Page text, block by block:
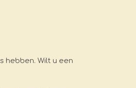
hebben. Wilt u een